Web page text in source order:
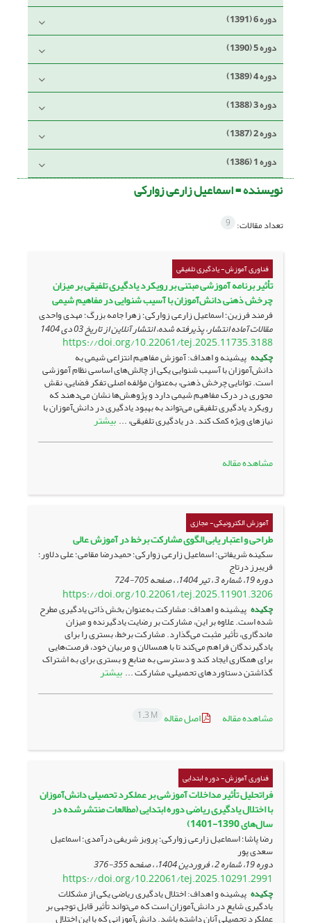
دوره 6 (1391)
دوره 5 (1390)
دوره 4 (1389)
دوره 3 (1388)
دوره 2 (1387)
دوره 1 (1386)
نویسنده =اسماعیل زارعی زوارکی
تعداد مقالات: 9
فناوری آموزش- یادگیری تلفیقی
تأثیر برنامه آموزشی مبتنی بر رویکرد یادگیری تلفیقی بر میزان
چرخش ذهنی دانش‌آموزان با آسیب شنوایی در مفاهیم شیمی
فرمند فرزین؛ اسماعیل زارعی زوارکی؛ زهرا جامه بزرگ؛ مهدی واحدی
مقالات آماده انتشار، پذیرفته شده، انتشار آنلاین از تاریخ03 دی 1404
https://doi.org/10.22061/tej.2025.11735.3188
چکیده پیشینه و اهداف: آموزش مفاهیم انتزاعی شیمی به
دانش‌آموزان با آسیب شنوایی یکی از چالش‌های اساسی نظام آموزشی
است. توانایی چرخش ذهنی، به‌عنوان مؤلفه اصلی تفکر فضایی، نقش
محوری در درک مفاهیم شیمی دارد و پژوهش‌ها نشان می‌دهند که
رویکرد یادگیری تلفیقی می‌تواند به بهبود یادگیری در دانش‌آموزان با
نیازهای ویژه کمک کند. در یادگیری تلفیقی، ... بیشتر
مشاهده مقاله
آموزش الکترونیکی- مجازی
طراحی و اعتبار یابی الگوی مشارکت برخط در آموزش عالی
سکینه شریفاتی؛ اسماعیل زارعی زوارکی؛ حمیدرضا مقامی؛ علی دلاور؛
فریبرز درتاج
دوره 19، شماره 3 ، تیر 1404، ، صفحه 705-724
https://doi.org/10.22061/tej.2025.11901.3206
چکیده پیشینه و اهداف: مشارکت به‌عنوان بخش ذاتی یادگیری مطرح
شده است. علاوه بر این، مشارکت بر رضایت یادگیرنده و میزان
ماندگاری، تأثیر مثبت می‌گذارد. مشارکت برخط، بستری را برای
یادگیرندگان فراهم می‌کند تا با همسالان و مربیان خود، فرصت‌هایی
برای همکاری ایجاد کند و دسترسی به منابع و بستری برای به اشتراک
گذاشتن دستاوردهای تحصیلی، مشارکت ... بیشتر
مشاهده مقاله اصل مقاله 1.3 M
فناوری آموزش- دوره ابتدایی
فراتحلیل تأثیر مداخلات آموزشی بر عملکرد تحصیلی دانش‌آموزان
با اختلال یادگیری ریاضی دوره ابتدایی (مطالعات منتشرشده در
سال‌های 1390-1401)
رضا پاشا؛ اسماعیل زارعی زوارکی؛ پرویز شریفی درآمدی؛ اسماعیل
سعدی پور
دوره 19، شماره 2 ، فروردین 1404، ، صفحه 355-376
https://doi.org/10.22061/tej.2025.10291.2991
چکیده پیشینه و اهداف: اختلال یادگیری ریاضی یکی از مشکلات
یادگیری شایع در دانش‌آموزان است که می‌تواند تأثیر قابل توجهی بر
عملکرد تحصیلی آنان داشته باشد. دانش‌آموزانی که با این اختلال